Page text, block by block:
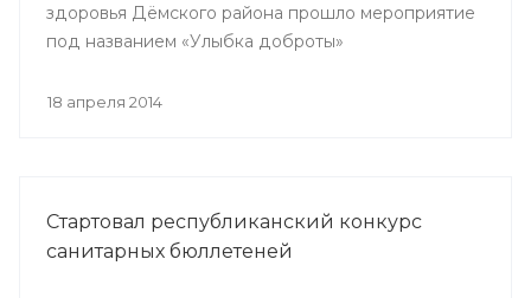
здоровья Дёмского района прошло мероприятие
под названием «Улыбка доброты»
18 апреля 2014
Стартовал республиканский конкурс
санитарных бюллетеней